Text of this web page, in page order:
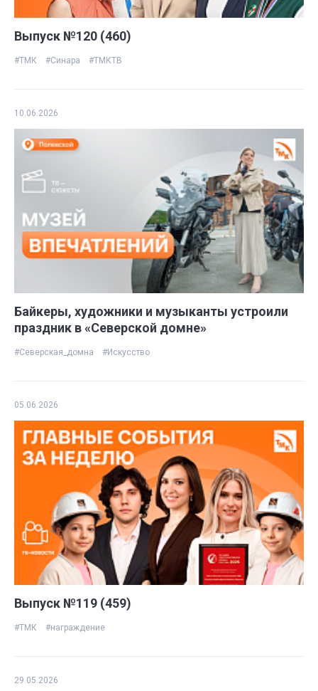
Выпуск №120 (460)
#ТМК #Синара #ТМКТВ
10.06.2026
Байкеры, художники и музыканты устроили
праздник в «Северской домне»
#Северская_домна #Искусство
05.06.2026
Выпуск №119 (459)
#ТМК #награждение
29.05.2026